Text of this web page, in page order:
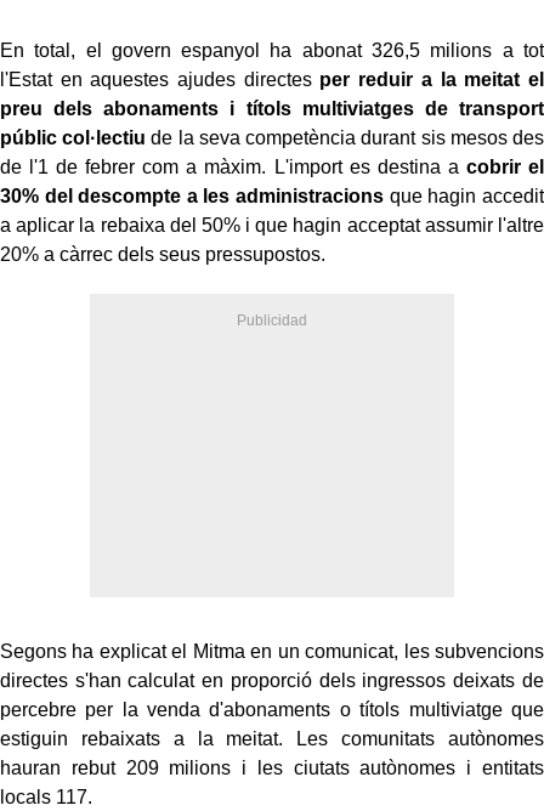
En total, el govern espanyol ha abonat 326,5 milions a tot
l'Estat en aquestes ajudes directes per reduir a la meitat el
preu dels abonaments i títols multiviatges de transport
públic col·lectiu de la seva competència durant sis mesos des
de l'1 de febrer com a màxim. L'import es destina a cobrir el
30% del descompte a les administracions que hagin accedit
a aplicar la rebaixa del 50% i que hagin acceptat assumir l'altre
20% a càrrec dels seus pressupostos.
Segons ha explicat el Mitma en un comunicat, les subvencions
directes s'han calculat en proporció dels ingressos deixats de
percebre per la venda d'abonaments o títols multiviatge que
estiguin rebaixats a la meitat. Les comunitats autònomes
hauran rebut 209 milions i les ciutats autònomes i entitats
locals 117.